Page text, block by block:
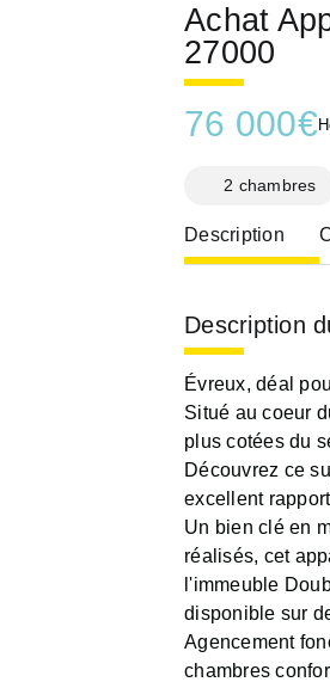
Achat
27000
76 000€
2 chambres
Description
Description
Évreux, déal
Situé au coeur
plus cotées du
Découvrez ce
excellent
Un bien clé en
réalisés, cet
l'immeuble
disponible sur
Agencement
chambres